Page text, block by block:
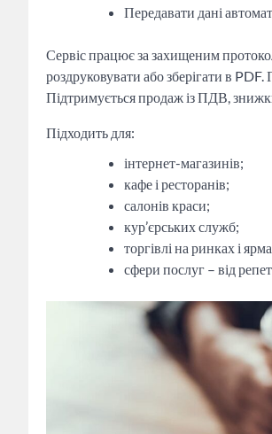
Передавати дані
Сервіс працює за захищеним
роздруковувати або зберігати в
Підтримується продаж із ПДВ,
Підходить для:
інтернет-магазинів;
кафе і ресторанів;
салонів краси;
кур’єрських служб;
торгівлі на ринках і
сфери послуг – від